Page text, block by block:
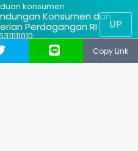
Copy Link
UP
konsumen
Konsumen dan
Perdagangan RI